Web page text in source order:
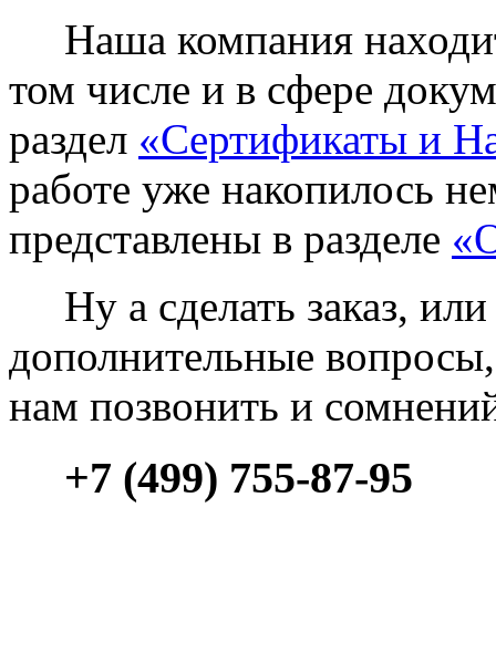
Наша компания
том числе и в сфере
раздел «Сертификаты и
работе уже накопилось
представлены в разделе
Ну а сделать заказ, или
дополнительные вопросы,
нам позвонить и
+7 (499) 755-87-95